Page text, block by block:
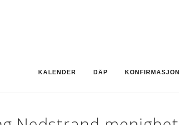
KALENDER DÅP KONFIRMASJON